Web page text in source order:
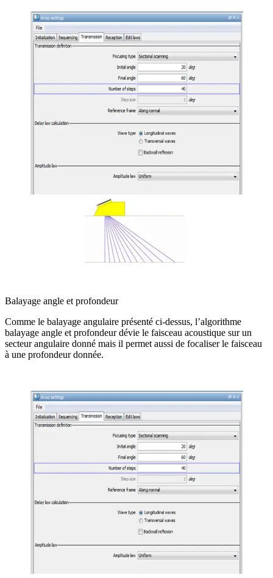
Balayage angle et profondeur
Comme le balayage angulaire présenté ci-dessus, l’algorithme
balayage angle et profondeur dévie le faisceau acoustique sur un
secteur angulaire donné mais il permet aussi de focaliser le faisceau
à une profondeur donnée.